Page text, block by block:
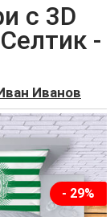
с 3D
-
Иванов
- 29%